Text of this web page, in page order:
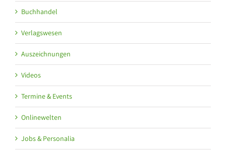
Buchhandel
Verlagswesen
Auszeichnungen
Videos
Termine & Events
Onlinewelten
Jobs & Personalia